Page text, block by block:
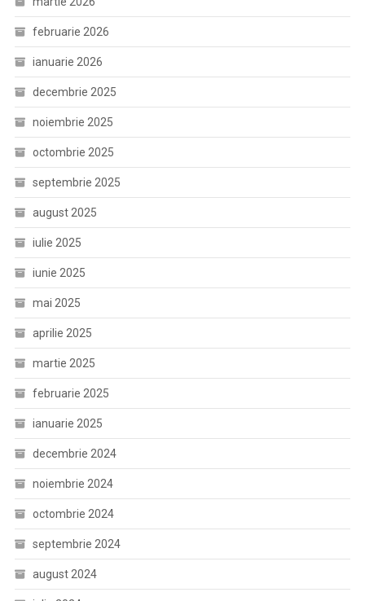
februarie 2026
ianuarie 2026
decembrie 2025
noiembrie 2025
octombrie 2025
septembrie 2025
august 2025
iulie 2025
iunie 2025
mai 2025
aprilie 2025
martie 2025
februarie 2025
ianuarie 2025
decembrie 2024
noiembrie 2024
octombrie 2024
septembrie 2024
august 2024